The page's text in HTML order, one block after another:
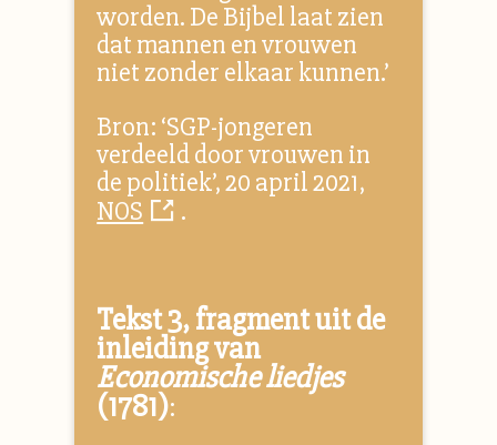
worden. De Bijbel laat zien
dat mannen en vrouwen
niet zonder elkaar kunnen.’
Bron: ‘SGP-jongeren
verdeeld door vrouwen in
de politiek’, 20 april 2021,
NOS
.
Tekst 3, fragment uit de
inleiding van
Economische liedjes
(1781):